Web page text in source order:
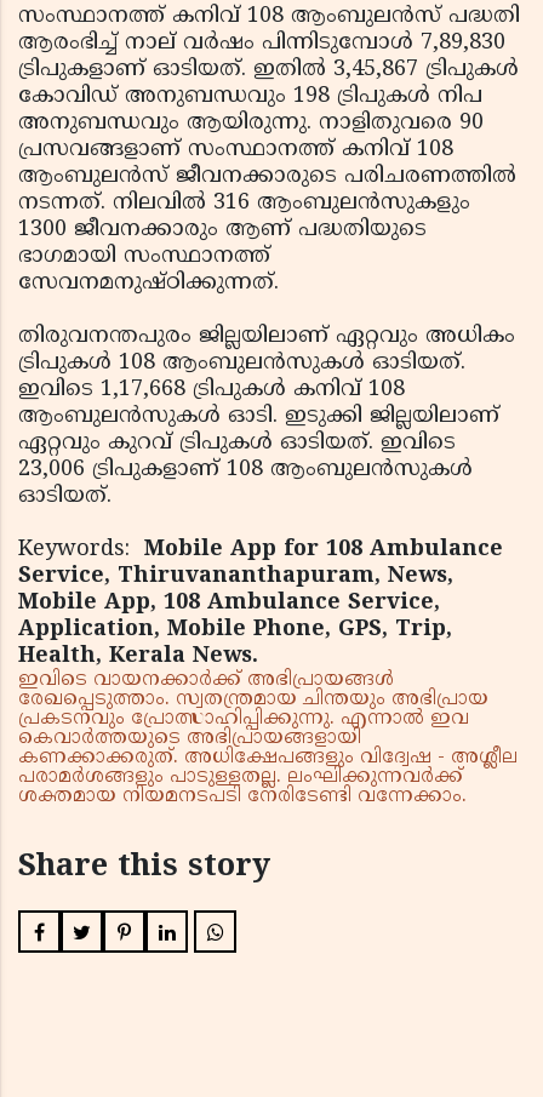
സംസ്ഥാനത്ത് കനിവ് 108 ആംബുലന്‍സ് പദ്ധതി
ആരംഭിച്ച് നാല് വര്‍ഷം പിന്നിടുമ്പോള്‍ 7,89,830
ട്രിപുകളാണ് ഓടിയത്. ഇതില്‍ 3,45,867 ട്രിപുകള്‍
കോവിഡ് അനുബന്ധവും 198 ട്രിപുകള്‍ നിപ
അനുബന്ധവും ആയിരുന്നു. നാളിതുവരെ 90
പ്രസവങ്ങളാണ് സംസ്ഥാനത്ത് കനിവ് 108
ആംബുലന്‍സ് ജീവനക്കാരുടെ പരിചരണത്തില്‍
നടന്നത്. നിലവില്‍ 316 ആംബുലന്‍സുകളും
1300 ജീവനക്കാരും ആണ് പദ്ധതിയുടെ
ഭാഗമായി സംസ്ഥാനത്ത്
സേവനമനുഷ്ഠിക്കുന്നത്.
തിരുവനന്തപുരം ജില്ലയിലാണ് ഏറ്റവും അധികം
ട്രിപുകള്‍ 108 ആംബുലന്‍സുകള്‍ ഓടിയത്.
ഇവിടെ 1,17,668 ട്രിപുകള്‍ കനിവ് 108
ആംബുലന്‍സുകള്‍ ഓടി. ഇടുക്കി ജില്ലയിലാണ്
ഏറ്റവും കുറവ് ട്രിപുകള്‍ ഓടിയത്. ഇവിടെ
23,006 ട്രിപുകളാണ് 108 ആംബുലന്‍സുകള്‍
ഓടിയത്.
Keywords: Mobile App for 108 Ambulance
Service, Thiruvananthapuram, News,
Mobile App, 108 Ambulance Service,
Application, Mobile Phone, GPS, Trip,
Health, Kerala News.
ഇവിടെ വായനക്കാർക്ക് അഭിപ്രായങ്ങൾ
രേഖപ്പെടുത്താം. സ്വതന്ത്രമായ ചിന്തയും അഭിപ്രായ
പ്രകടനവും പ്രോത്സാഹിപ്പിക്കുന്നു. എന്നാൽ ഇവ
കെവാർത്തയുടെ അഭിപ്രായങ്ങളായി
കണക്കാക്കരുത്. അധിക്ഷേപങ്ങളും വിദ്വേഷ - അശ്ലീല
പരാമർശങ്ങളും പാടുള്ളതല്ല. ലംഘിക്കുന്നവർക്ക്
ശക്തമായ നിയമനടപടി നേരിടേണ്ടി വന്നേക്കാം.
Share this story